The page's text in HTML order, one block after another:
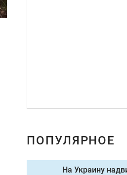
ПОПУЛЯРНОЕ
На Украину